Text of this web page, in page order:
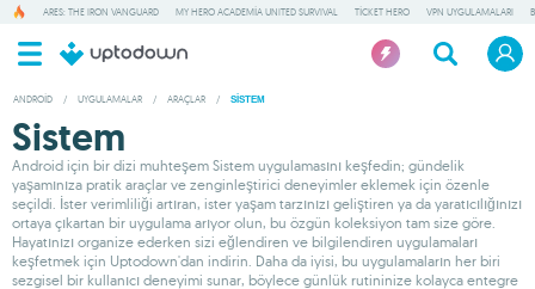
ARES: THE IRON VANGUARD MY HERO ACADEMIA UNITED SURVIVAL TICKET HERO VPN UYGULAMALARI
ANDROID / UYGULAMALAR / ARAÇLAR / SISTEM
Sistem
Android için bir dizi muhteşem Sistem uygulamasını keşfedin; gündelik
yaşamınıza pratik araçlar ve zenginleştirici deneyimler eklemek için özenle
seçildi. İster verimliliği artıran, ister yaşam tarzınızı geliştiren ya da yaratıcılığınızı
ortaya çıkartan bir uygulama arıyor olun, bu özgün koleksiyon tam size göre.
Hayatınızı organize ederken sizi eğlendiren ve bilgilendiren uygulamaları
keşfetmek için Uptodown'dan indirin. Daha da iyisi, bu uygulamaların her biri
sezgisel bir kullanıcı deneyimi sunar, böylece günlük rutininize kolayca entegre